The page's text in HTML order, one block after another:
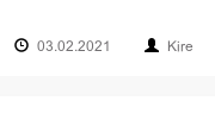
03.02.2021 Kire